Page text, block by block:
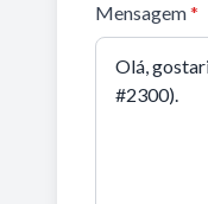
Mensagem*